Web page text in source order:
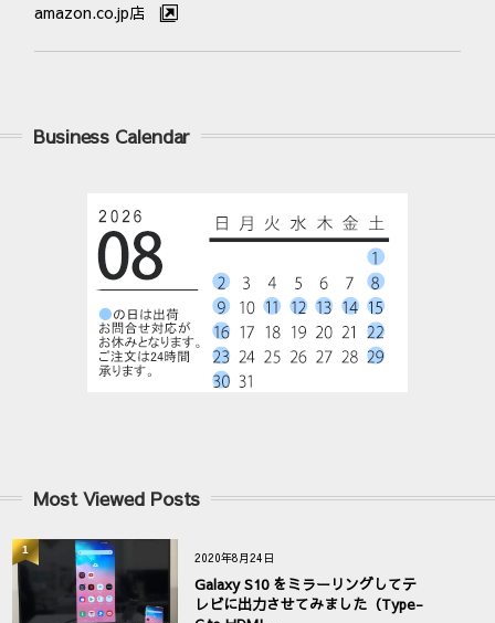
amazon.co.jp店
Business Calendar
Most Viewed Posts
2020年8月24日
Galaxy S10 をミラーリングしてテ
レビに出力させてみました（Type-
1